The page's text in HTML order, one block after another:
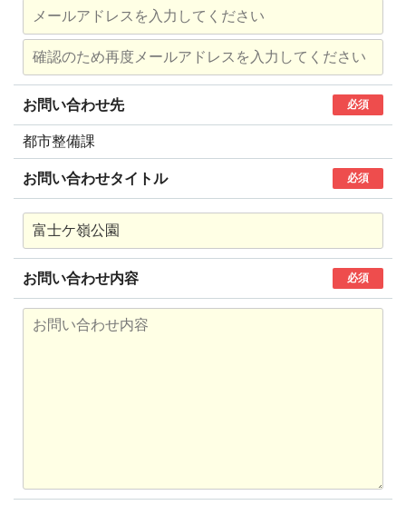
お問い合わせ先 必須
都市整備課
お問い合わせタイトル 必須
お問い合わせ内容 必須